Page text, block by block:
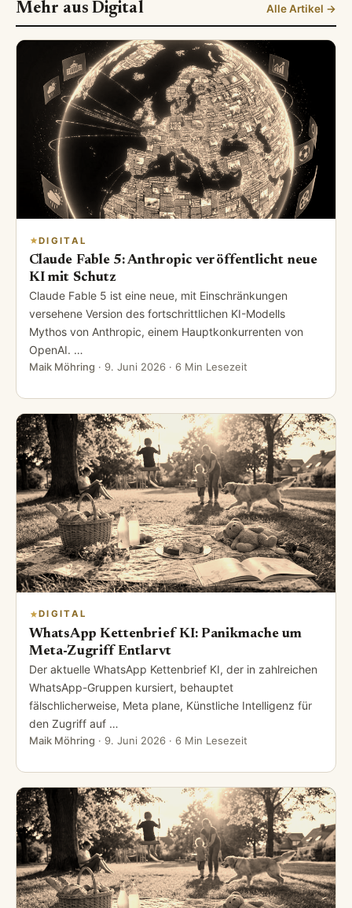
Mehr aus Digital Alle Artikel →
DIGITAL
Claude Fable 5: Anthropic veröffentlicht neue
KI mit Schutz
Claude Fable 5 ist eine neue, mit Einschränkungen
versehene Version des fortschrittlichen KI-Modells
Mythos von Anthropic, einem Hauptkonkurrenten von
OpenAI. …
Maik Möhring · 9. Juni 2026 · 6 Min Lesezeit
DIGITAL
WhatsApp Kettenbrief KI: Panikmache um
Meta-Zugriff Entlarvt
Der aktuelle WhatsApp Kettenbrief KI, der in zahlreichen
WhatsApp-Gruppen kursiert, behauptet
fälschlicherweise, Meta plane, Künstliche Intelligenz für
den Zugriff auf …
Maik Möhring · 9. Juni 2026 · 6 Min Lesezeit